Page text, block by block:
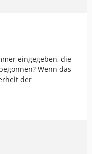
eingegeben, die
Wenn das
der